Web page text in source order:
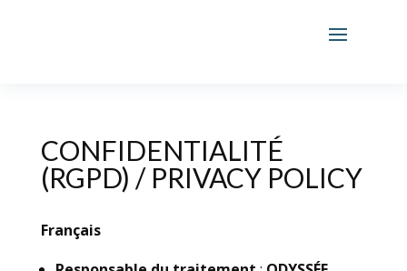
CONFIDENTIALITÉ
(RGPD) / PRIVACY POLICY
Français